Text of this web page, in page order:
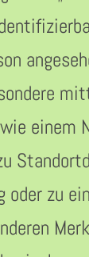
einem
oder zu